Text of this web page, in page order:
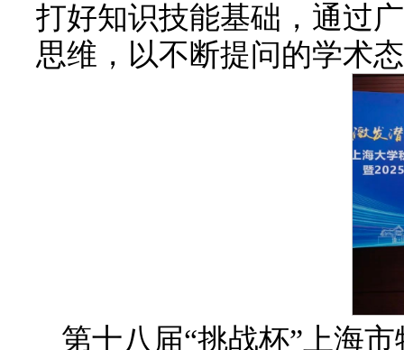
打好知识技能基础，通过
思维，以不断提问的学术
第十八届“挑战杯”上海